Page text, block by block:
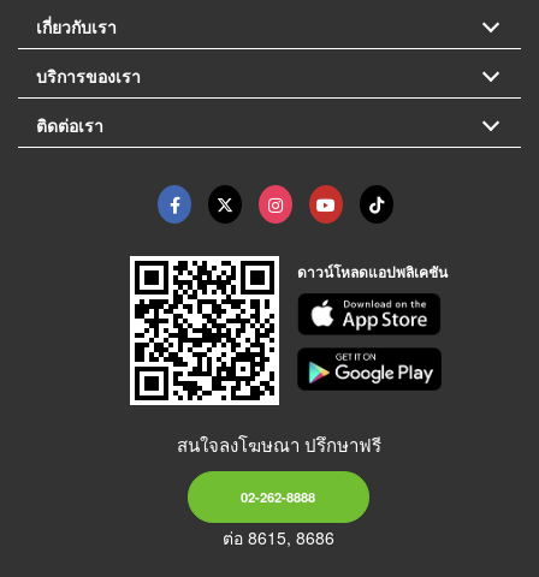
เกี่ยวกับเรา
บริการของเรา
ติดต่อเรา
ดาวน์โหลดแอปพลิเคชัน
สนใจลงโฆษณา ปรึกษาฟรี
02-262-8888
ต่อ 8615, 8686